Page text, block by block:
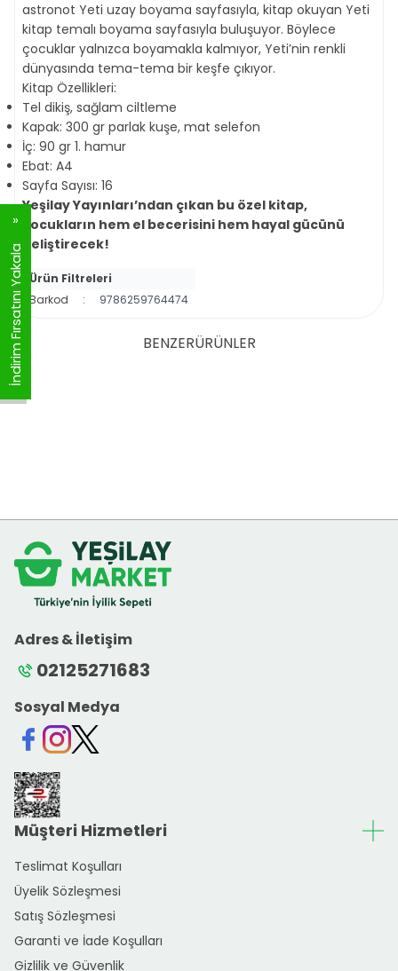
İndirim Fırsatını Yakala
astronot Yeti uzay boyama sayfasıyla, kitap okuyan Yeti
kitap temalı boyama sayfasıyla buluşuyor. Böylece
çocuklar yalnızca boyamakla kalmıyor, Yeti’nin renkli
dünyasında tema-tema bir keşfe çıkıyor.
Kitap Özellikleri:
Tel dikiş, sağlam ciltleme
Kapak: 300 gr parlak kuşe, mat selefon
İç: 90 gr 1. hamur
Ebat: A4
Sayfa Sayısı: 16
Yeşilay Yayınları’ndan çıkan bu özel kitap,
çocukların hem el becerisini hem hayal gücünü
geliştirecek!
Ürün Filtreleri
Barkod
: 9786259764474
BENZERÜRÜNLER
YENI
Adres & İletişim
02125271683
Sosyal Medya
Facebook
Instagram
Twitter
Müşteri Hizmetleri
Teslimat Koşulları
Üyelik Sözleşmesi
Satış Sözleşmesi
Garanti ve İade Koşulları
Gizlilik ve Güvenlik